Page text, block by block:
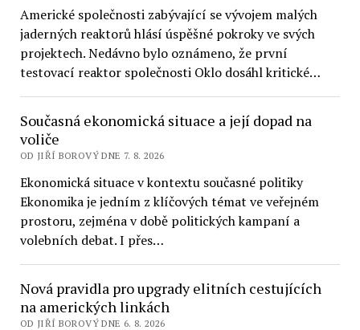
Americké společnosti zabývající se vývojem malých
jaderných reaktorů hlásí úspěšné pokroky ve svých
projektech. Nedávno bylo oznámeno, že první
testovací reaktor společnosti Oklo dosáhl kritické…
Současná ekonomická situace a její dopad na
voliče
OD JIŘÍ BOROVÝ DNE 7. 8. 2026
Ekonomická situace v kontextu současné politiky
Ekonomika je jedním z klíčových témat ve veřejném
prostoru, zejména v době politických kampaní a
volebních debat. I přes…
Nová pravidla pro upgrady elitních cestujících
na amerických linkách
OD JIŘÍ BOROVÝ DNE 6. 8. 2026